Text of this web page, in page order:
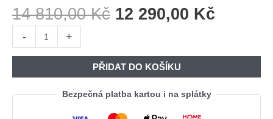
14 810,00Kč Původní
14
810,00 Kč.
12 290,00 Kč
290,00
-
s
dveřmi
se
+
PŘIDAT DO KOŠÍKU
Bezpečná platba kartou i na splátky